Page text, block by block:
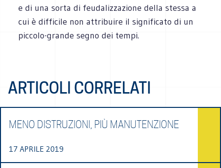
e di una sorta di feudalizzazione della stessa a
cui è difficile non attribuire il significato di un
piccolo-grande segno dei tempi.
ARTICOLI CORRELATI
MENO DISTRUZIONI, PIÙ MANUTENZIONE
17 APRILE 2019